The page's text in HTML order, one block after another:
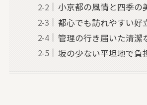
小京都の風情と四季の
都心でも訪れやすい好
管理の行き届いた清潔
坂の少ない平坦地で負